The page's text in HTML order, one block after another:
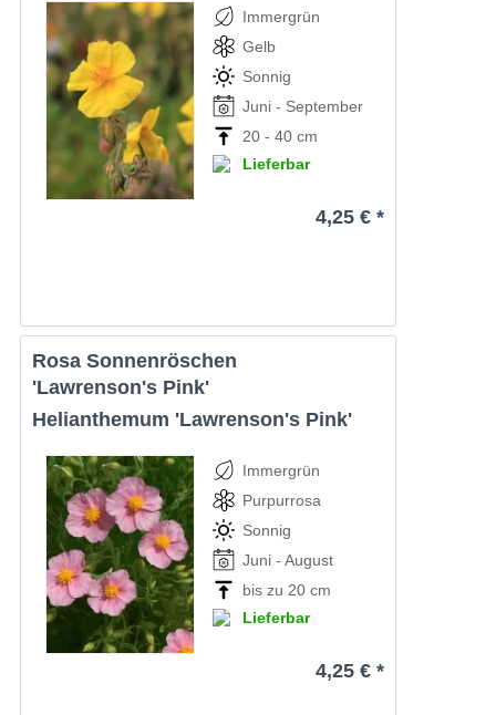
Immergrün
Gelb
Sonnig
Juni - September
20 - 40 cm
Lieferbar
4,25 € *
Rosa Sonnenröschen
'Lawrenson's Pink'
Helianthemum 'Lawrenson's Pink'
Immergrün
Purpurrosa
Sonnig
Juni - August
bis zu 20 cm
Lieferbar
4,25 € *